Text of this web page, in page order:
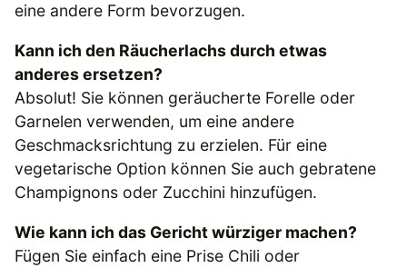
eine andere Form bevorzugen.
Kann ich den Räucherlachs durch etwas
anderes ersetzen?
Absolut! Sie können geräucherte Forelle oder
Garnelen verwenden, um eine andere
Geschmacksrichtung zu erzielen. Für eine
vegetarische Option können Sie auch gebratene
Champignons oder Zucchini hinzufügen.
Wie kann ich das Gericht würziger machen?
Fügen Sie einfach eine Prise Chili oder